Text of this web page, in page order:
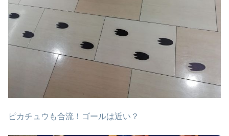
ピカチュウも合流！ゴールは近い？